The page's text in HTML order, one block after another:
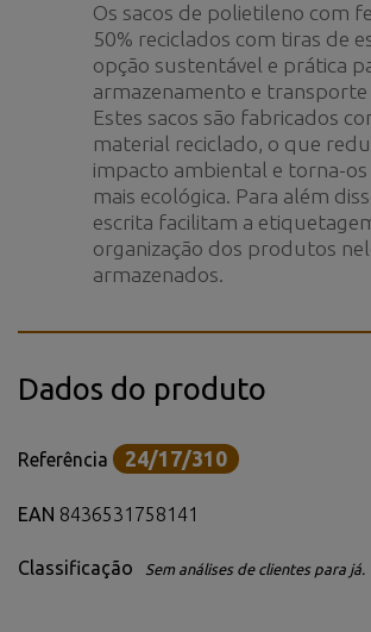
Os sacos de polietileno com
50% reciclados com tiras de
opção sustentável e prática
armazenamento e
Estes sacos são fabricados
material reciclado, o que
impacto ambiental e torna-
mais ecológica. Para além
escrita facilitam a
organização dos produtos
armazenados.
Dados do produto
Referência 24/17/310
EAN 8436531758141
Classificação Sem análises de clientes para já.